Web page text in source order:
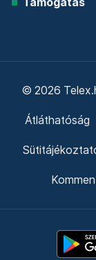
© 2026
Átláthatóság